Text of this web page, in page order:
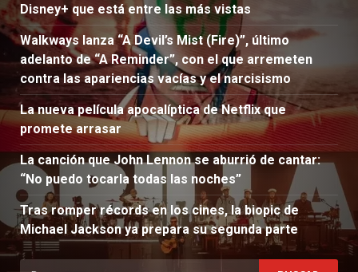
Disney+ que está entre las más vistas
Walkways lanza “A Devil’s Mist (Fire)”, último
adelanto de “A Reminder”, con el que arremeten
contra las apariencias vacías y el narcisismo
La nueva película apocalíptica de Netflix que
promete arrasar
La canción que John Lennon se aburrió de cantar:
“No puedo tocarla todas las noches”
Tras romper récords en los cines, la biopic de
Michael Jackson ya prepara su segunda parte
Buscar: